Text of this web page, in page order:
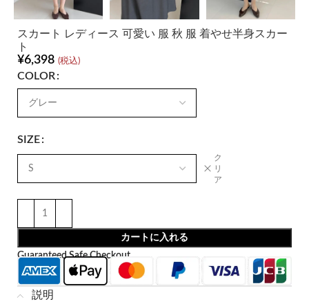
スカート レディース 可愛い 服 秋 服 着やせ半身スカー
ト
¥6,398 (税込)
COLOR
SIZE
ク
リ
ア
カートに入れる
Guaranteed Safe Checkout
説明